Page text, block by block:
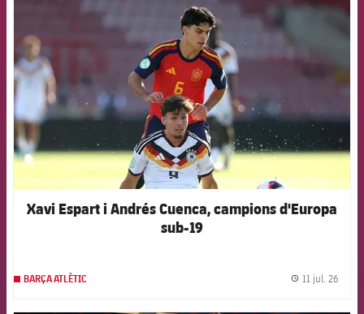
FCB Barcelona badge
Xavi Espart i Andrés Cuenca, campions d'Europa
sub-19
BARÇA ATLÈTIC 11 jul. 26